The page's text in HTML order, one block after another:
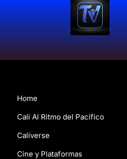
Home
Cali Al Ritmo del Pacifico
Caliverse
Cine y Plataformas